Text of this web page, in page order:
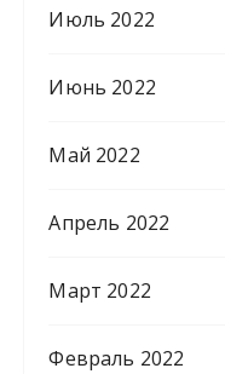
Июль 2022
Июнь 2022
Май 2022
Апрель 2022
Март 2022
Февраль 2022